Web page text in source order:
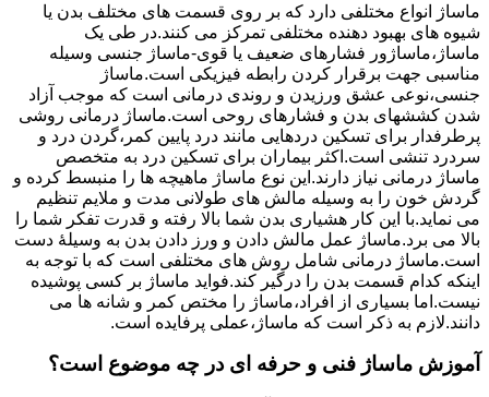
ماساژ انواع مختلفی دارد که بر روی قسمت های مختلف بدن یا
شیوه های بهبود دهنده مختلفی تمرکز می کنند.در طی یک
ماساژ،ماساژور فشارهای ضعیف یا قوی-ماساژ جنسی وسیله
مناسبی جهت برقرار کردن رابطه فیزیکی است.ماساژ
جنسی،نوعی عشق ورزیدن و روندی درمانی است که موجب آزاد
شدن کششهای بدن و فشارهای روحی است.ماساژ درمانی روشی
پرطرفدار برای تسکین دردهایی مانند درد پایین کمر،گردن درد و
سردرد تنشی است.اکثر بیماران برای تسکین درد به متخصص
ماساژ درمانی نیاز دارند.این نوع ماساژ ماهیچه ها را منبسط کرده و
گردش خون را به وسیله مالش های طولانی مدت و ملایم تنظیم
می نماید.با این کار هشیاری بدن شما بالا رفته و قدرت تفکر شما را
بالا می برد.ماساژ عمل مالش دادن و ورز دادن بدن به وسیلۀ دست
است.ماساژ درمانی شامل روش های مختلفی است که با توجه به
اینکه کدام قسمت بدن را درگیر کند.فواید ماساژ بر کسی پوشیده
نیست.اما بسیاری از افراد،ماساژ را مختص کمر و شانه ها می
دانند.لازم به ذکر است که ماساژ،عملی پرفایده است.
آموزش ماساژ فنی و حرفه ای در چه موضوع است؟